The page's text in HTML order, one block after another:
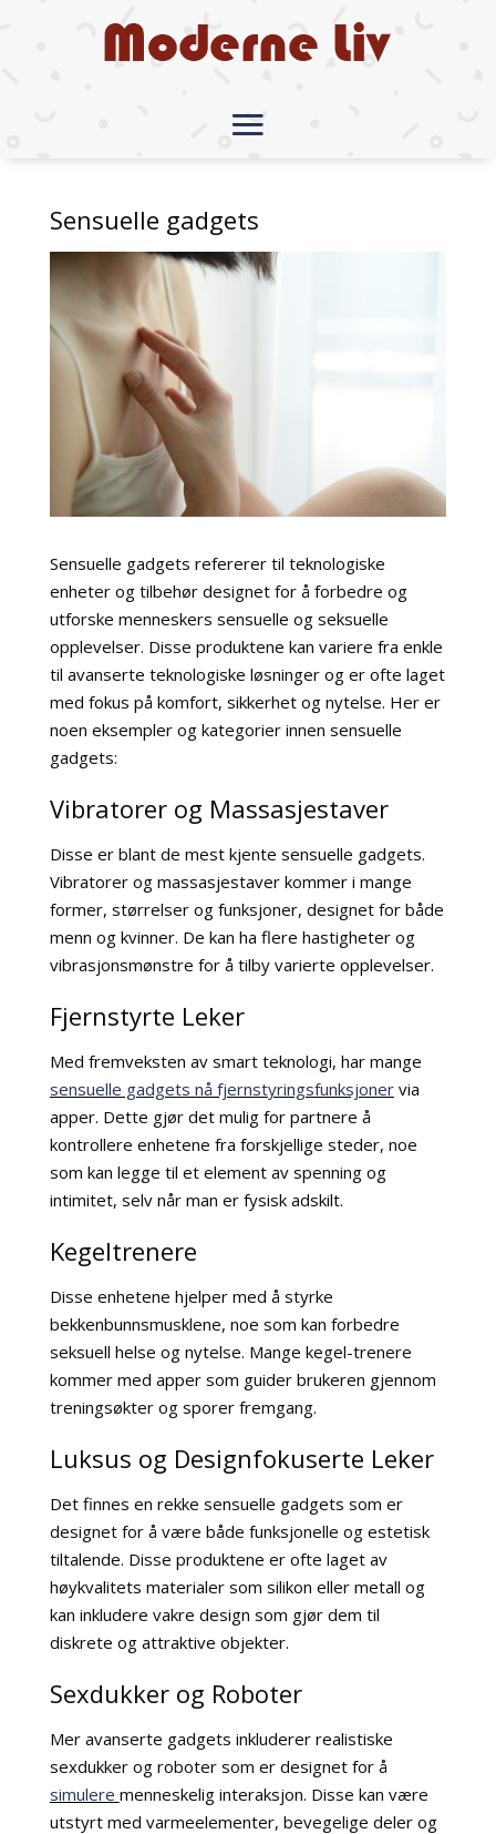
Sensuelle gadgets
Sensuelle gadgets refererer til teknologiske
enheter og tilbehør designet for å forbedre og
utforske menneskers sensuelle og seksuelle
opplevelser. Disse produktene kan variere fra enkle
til avanserte teknologiske løsninger og er ofte laget
med fokus på komfort, sikkerhet og nytelse. Her er
noen eksempler og kategorier innen sensuelle
gadgets:
Vibratorer og Massasjestaver
Disse er blant de mest kjente sensuelle gadgets.
Vibratorer og massasjestaver kommer i mange
former, størrelser og funksjoner, designet for både
menn og kvinner. De kan ha flere hastigheter og
vibrasjonsmønstre for å tilby varierte opplevelser.
Fjernstyrte Leker
Med fremveksten av smart teknologi, har mange
sensuelle gadgets nå fjernstyringsfunksjonervia
apper. Dette gjør det mulig for partnere å
kontrollere enhetene fra forskjellige steder, noe
som kan legge til et element av spenning og
intimitet, selv når man er fysisk adskilt.
Kegeltrenere
Disse enhetene hjelper med å styrke
bekkenbunnsmusklene, noe som kan forbedre
seksuell helse og nytelse. Mange kegel-trenere
kommer med apper som guider brukeren gjennom
treningsøkter og sporer fremgang.
Luksus og Designfokuserte Leker
Det finnes en rekke sensuelle gadgets som er
designet for å være både funksjonelle og estetisk
tiltalende. Disse produktene er ofte laget av
høykvalitets materialer som silikon eller metall og
kan inkludere vakre design som gjør dem til
diskrete og attraktive objekter.
Sexdukker og Roboter
Mer avanserte gadgets inkluderer realistiske
sexdukker og roboter som er designet for å
simulere menneskelig interaksjon. Disse kan være
utstyrt med varmeelementer, bevegelige deler og